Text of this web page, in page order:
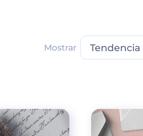
Mostrar Tendencia